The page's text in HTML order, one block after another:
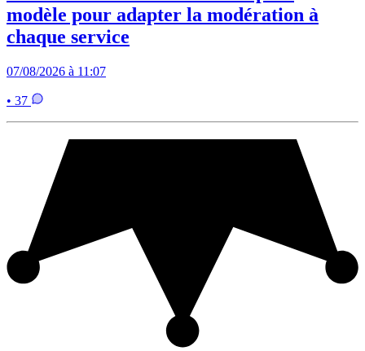
modèle pour adapter la modération à
chaque service
07/08/2026 à 11:07
• 37